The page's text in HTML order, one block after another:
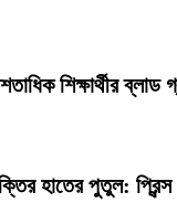
শিক্ষার্থীর ব্লাড
হাতের পুতুল: প্রিন্স